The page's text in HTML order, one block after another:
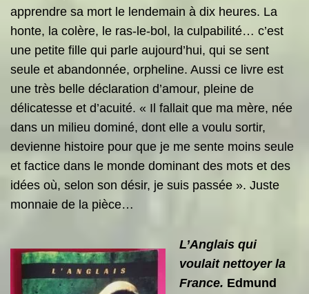
apprendre sa mort le lendemain à dix heures. La
honte, la colère, le ras-le-bol, la culpabilité… c’est
une petite fille qui parle aujourd’hui, qui se sent
seule et abandonnée, orpheline. Aussi ce livre est
une très belle déclaration d’amour, pleine de
délicatesse et d’acuité. « Il fallait que ma mère, née
dans un milieu dominé, dont elle a voulu sortir,
devienne histoire pour que je me sente moins seule
et factice dans le monde dominant des mots et des
idées où, selon son désir, je suis passée ». Juste
monnaie de la pièce…
L’Anglais qui
voulait nettoyer la
France. Edmund